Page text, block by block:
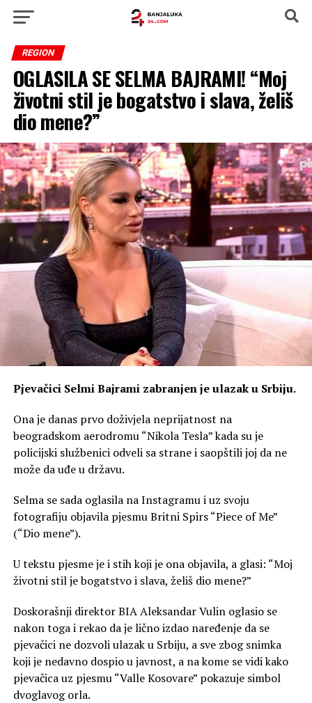
REGION
OGLASILA SE SELMA BAJRAMI! “Moj
životni stil je bogatstvo i slava, želiš
dio mene?”
Pjevačici Selmi Bajrami zabranjen je ulazak u Srbiju.
Ona je danas prvo doživjela neprijatnost na
beogradskom aerodromu “Nikola Tesla” kada su je
policijski službenici odveli sa strane i saopštili joj da ne
može da uđe u državu.
Selma se sada oglasila na Instagramu i uz svoju
fotografiju objavila pjesmu Britni Spirs “Piece of Me”
(“Dio mene”).
U tekstu pjesme je i stih koji je ona objavila, a glasi: “Moj
životni stil je bogatstvo i slava, želiš dio mene?”
Doskorašnji direktor BIA Aleksandar Vulin oglasio se
nakon toga i rekao da je lično izdao naređenje da se
pjevačici ne dozvoli ulazak u Srbiju, a sve zbog snimka
koji je nedavno dospio u javnost, a na kome se vidi kako
pjevačica uz pjesmu “Valle Kosovare” pokazuje simbol
dvoglavog orla.